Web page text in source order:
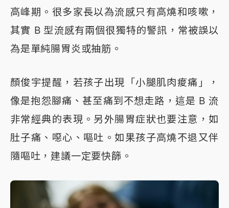
高峰期。很多家長以為流感只有高燒和咳嗽，
其實 B 型流感有兩個很獨特的警訊，常被誤以
為是單純腸胃炎或抽筋。
顏俊宇提醒，若孩子出現「小腿肌肉痠痛」，
像是抱怨腳痛、甚至痛到不想走路，這是 B 流
非常經典的表現。另外腸胃症狀也要注意，如
肚子痛、噁心、嘔吐。如果孩子高燒不退又伴
隨嘔吐，建議一定要快篩。